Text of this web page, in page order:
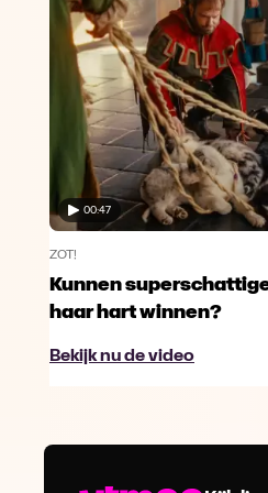
00:47
ZOT!
Kunnen
haar hart winnen?
Bekijk nu de video